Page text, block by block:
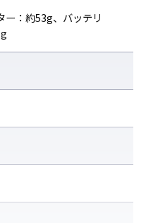
ィットテスト用模擬面体
す。
きます。)
面体セット
ー：約53g、バッテリ